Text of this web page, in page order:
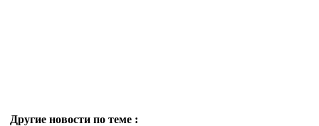
Другие новости по теме :